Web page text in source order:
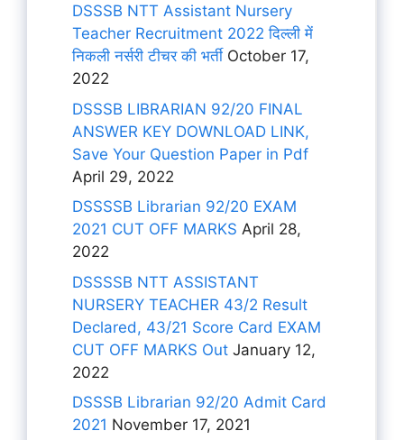
DSSSB NTT Assistant Nursery
Teacher Recruitment 2022 दिल्ली में
निकली नर्सरी टीचर की भर्ती October 17,
2022
DSSSB LIBRARIAN 92/20 FINAL
ANSWER KEY DOWNLOAD LINK,
Save Your Question Paper in Pdf
April 29, 2022
DSSSSB Librarian 92/20 EXAM
2021 CUT OFF MARKS April 28,
2022
DSSSSB NTT ASSISTANT
NURSERY TEACHER 43/2 Result
Declared, 43/21 Score Card EXAM
CUT OFF MARKS Out January 12,
2022
DSSSB Librarian 92/20 Admit Card
2021 November 17, 2021